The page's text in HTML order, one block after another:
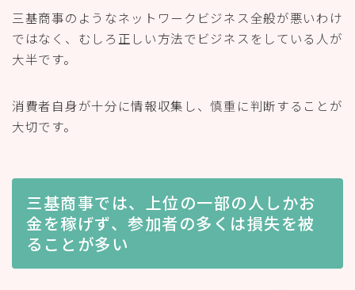
三基商事のようなネットワークビジネス全般が悪いわけ
ではなく、むしろ正しい方法でビジネスをしている人が
大半です。
消費者自身が十分に情報収集し、慎重に判断することが
大切です。
三基商事では、上位の一部の人しかお
金を稼げず、参加者の多くは損失を被
ることが多い